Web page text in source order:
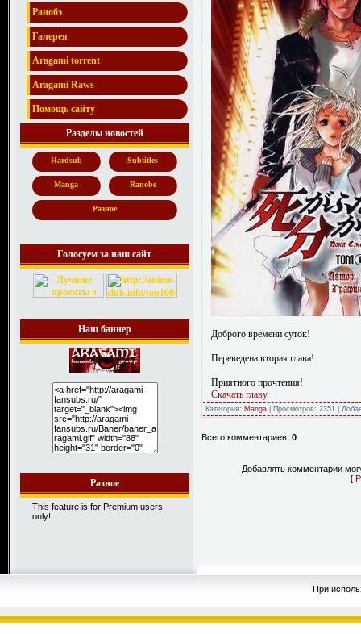
Ранобэ
Галерея
Aragami torrent
Aragami Raws
Помощь сайту
Разделы новостей
Hardsub Subtitles
Manga Ranobe
Разное
Голосуем за наш сайт
Наш баннер
Разное
This feature is for Premium users
only!
Доброго времени суток!
Переведена вторая глава!
Приятного прочтения!
Скачать главу.
Категория: Manga | Просмотров: 2351 |
Всего комментариев: 0
Добавлять комментарии
[
При